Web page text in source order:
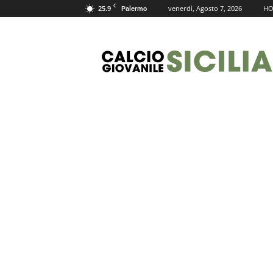
25.9 C Palermo venerdì, Agosto 7, 2026
Giovanile
Sicilia